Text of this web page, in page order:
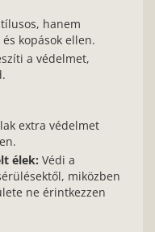
hanem
kopások ellen.
a védelmet,
extra védelmet
élek: Védi a
miközben
ne érintkezzen